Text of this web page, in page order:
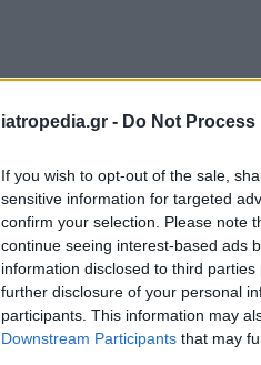
iatropedia.gr - Do Not
If you wish to opt-out of the sale,
sensitive information for targeted
confirm your selection. Please note
continue seeing interest-based ads
information disclosed to third
further disclosure of your personal
participants. This information may
Downstream Participants that may